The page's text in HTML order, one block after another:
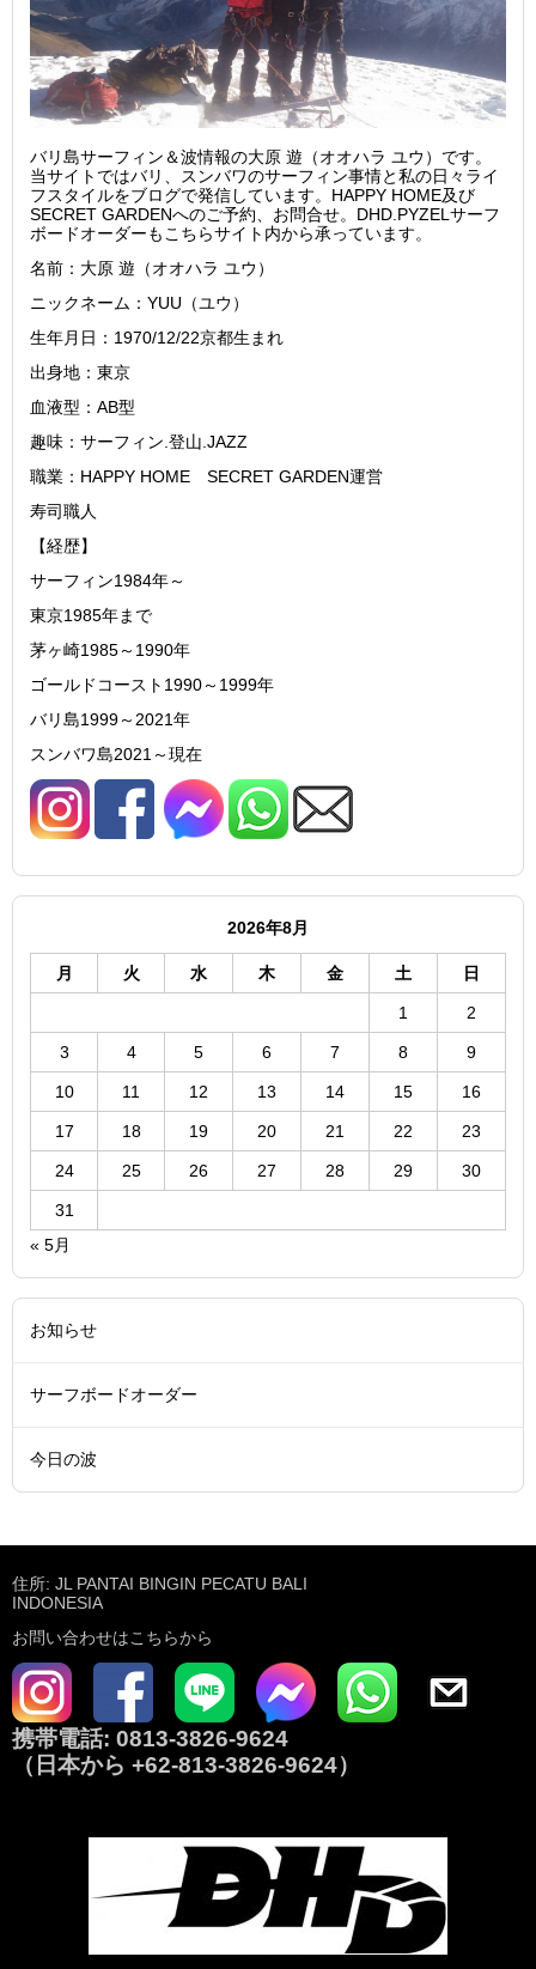
バリ島サーフィン＆波情報の大原 遊（オオハラ ユウ）です。
当サイトではバリ、スンバワのサーフィン事情と私の日々ライ
フスタイルをブログで発信しています。HAPPY HOME及び
SECRET GARDENへのご予約、お問合せ。DHD.PYZELサーフ
ボードオーダーもこちらサイト内から承っています。
名前：大原 遊（オオハラ ユウ）
ニックネーム：YUU（ユウ）
生年月日：1970/12/22京都生まれ
出身地：東京
血液型：AB型
趣味：サーフィン.登山.JAZZ
職業：HAPPY HOME SECRET GARDEN運営
寿司職人
【経歴】
サーフィン1984年～
東京1985年まで
茅ヶ崎1985～1990年
ゴールドコースト1990～1999年
バリ島1999～2021年
スンバワ島2021～現在
2026年8月
月 火 水 木 金 土 日
1 2
3 4 5 6 7 8 9
10 11 12 13 14 15 16
17 18 19 20 21 22 23
24 25 26 27 28 29 30
31
« 5月
お知らせ
サーフボードオーダー
今日の波
住所: JL PANTAI BINGIN PECATU BALI
INDONESIA
お問い合わせはこちらから
携帯電話: 0813-3826-9624
（日本から +62-813-3826-9624）